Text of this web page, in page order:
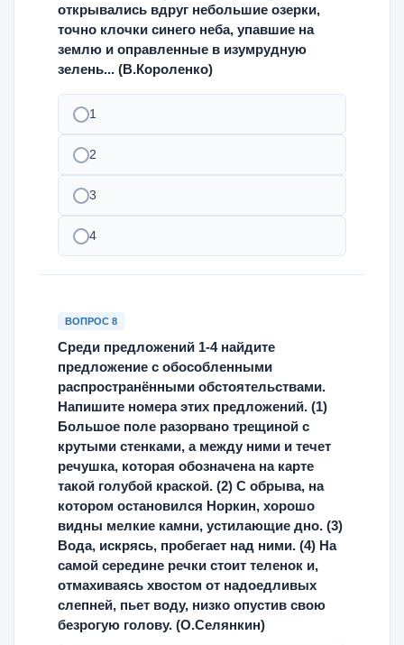
открывались вдруг небольшие озерки,
точно клочки синего неба, упавшие на
землю и оправленные в изумрудную
зелень... (В.Короленко)
1
2
3
4
ВОПРОС 8
Среди предложений 1-4 найдите
предложение с обособленными
распространёнными обстоятельствами.
Напишите номера этих предложений. (1)
Большое поле разорвано трещиной с
крутыми стенками, а между ними и течет
речушка, которая обозначена на карте
такой голубой краской. (2) С обрыва, на
котором остановился Норкин, хорошо
видны мелкие камни, устилающие дно. (3)
Вода, искрясь, пробегает над ними. (4) На
самой середине речки стоит теленок и,
отмахиваясь хвостом от надоедливых
слепней, пьет воду, низко опустив свою
безрогую голову. (О.Селянкин)